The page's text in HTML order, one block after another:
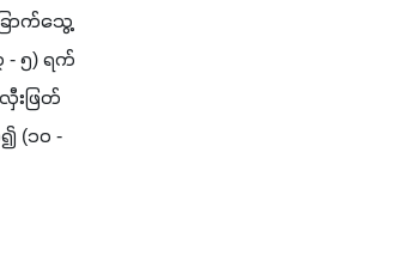
ောက်သွေ့
- ၅) ရက်
းဖြတ်
(၁၀ -